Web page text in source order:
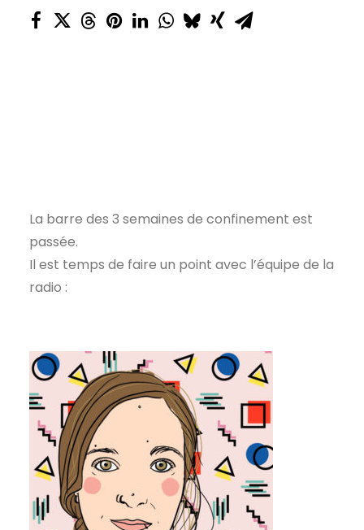
La barre des 3 semaines de confinement est
passée.
Il est temps de faire un point avec l’équipe de la
radio :